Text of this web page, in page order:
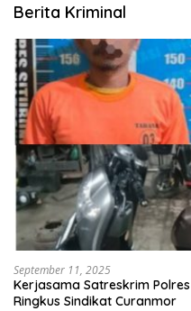
Berita Kriminal
September 11, 2025
Kerjasama Satreskrim
Ringkus Sindikat Curanmor